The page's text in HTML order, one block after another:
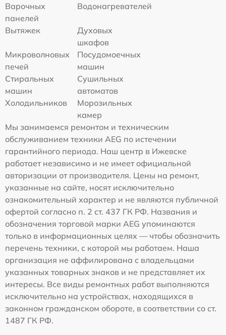
Варочных
панелей
Водонагревателей
Вытяжек
Духовых
шкафов
Микроволновых
печей
Посудомоечных
машин
Стиральных
машин
Сушильных
автоматов
Холодильников
Морозильных
камер
Мы занимаемся ремонтом и техническим
обслуживанием техники AEG по истечении
гарантийного периода. Наш центр в Ижевске
работает независимо и не имеет официальной
авторизации от производителя. Цены на ремонт,
указанные на сайте, носят исключительно
ознакомительный характер и не являются публичной
офертой согласно п. 2 ст. 437 ГК РФ. Названия и
обозначения торговой марки AEG упоминаются
только в информационных целях — чтобы обозначить
перечень техники, с которой мы работаем. Наша
организация не аффилирована с владельцами
указанных товарных знаков и не представляет их
интересы. Все виды ремонтных работ выполняются
исключительно на устройствах, находящихся в
законном гражданском обороте, в соответствии со ст.
1487 ГК РФ.